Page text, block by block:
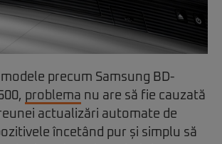
precum Samsung BD-
problema nu are să fie cauzată
actualizări automate de
încetând pur și simplu să